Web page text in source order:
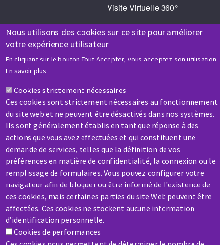
Nous utilisons des cookies sur ce site pour améliorer
votre expérience utilisateur
En cliquant sur le bouton Tout Accepter, vous acceptez son utilisation.
En savoir plus
Cookies strictement nécessaires
Ces cookies sont strictement nécessaires au fonctionnement
du site web et ne peuvent être désactivés dans nos systèmes.
Ils sont généralement établis en tant que réponse à des
actions que vous avez effectuées et qui constituent une
demande de services, telles que la définition de vos
préférences en matière de confidentialité, la connexion ou le
remplissage de formulaires. Vous pouvez configurer votre
navigateur afin de bloquer ou être informé de l'existence de
ces cookies, mais certaines parties du site Web peuvent être
affectées. Ces cookies ne stockent aucune information
d’identification personnelle.
Cookies de performances
Visite Virtuelle 360°
AIDE & CONTACT
Une question ? Un renseignement ?
Contactez-nous
SAV / RÉPARATION
Une machine cassée ? En panne ?